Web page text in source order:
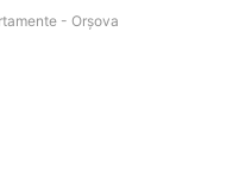
- Orşova